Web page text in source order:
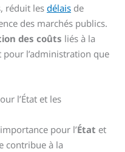
réduit lesdélais de
des marchés publics.
des coûts liés à la
pour l’administration que
l’État et les
pour l’État et
contribue à la